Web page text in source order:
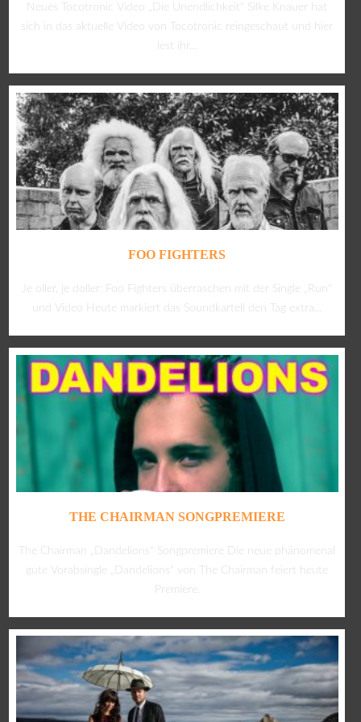
Neues Tocotronic Video „Die Unendlichkeit“ Silke Knauer hat
sich in das aktuelle Video von Tocotronic reingeschaut und hier
lest ihr...
FOO FIGHTERS
Je oller, je doller: Foo Fighters überraschen mit der Single „Run“
und Video Heute markiert das Soundkartell den Tag extra...
THE CHAIRMAN SONGPREMIERE
The Chairman „Dandelions“ Songpremiere Die neue phänomenal
gute Vorabsingle „Dandelions“ von The Chairman feiert heute
Premiere.